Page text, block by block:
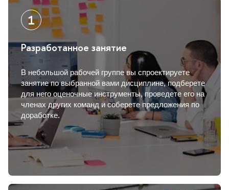
Разработанное занятие
небольшой рабочей группе вы спроектируете
занятие по выбранной вами дисциплине, подберете
для него оценочные инструменты, проведете его на
членах других команд и соберете предложения по
доработке.